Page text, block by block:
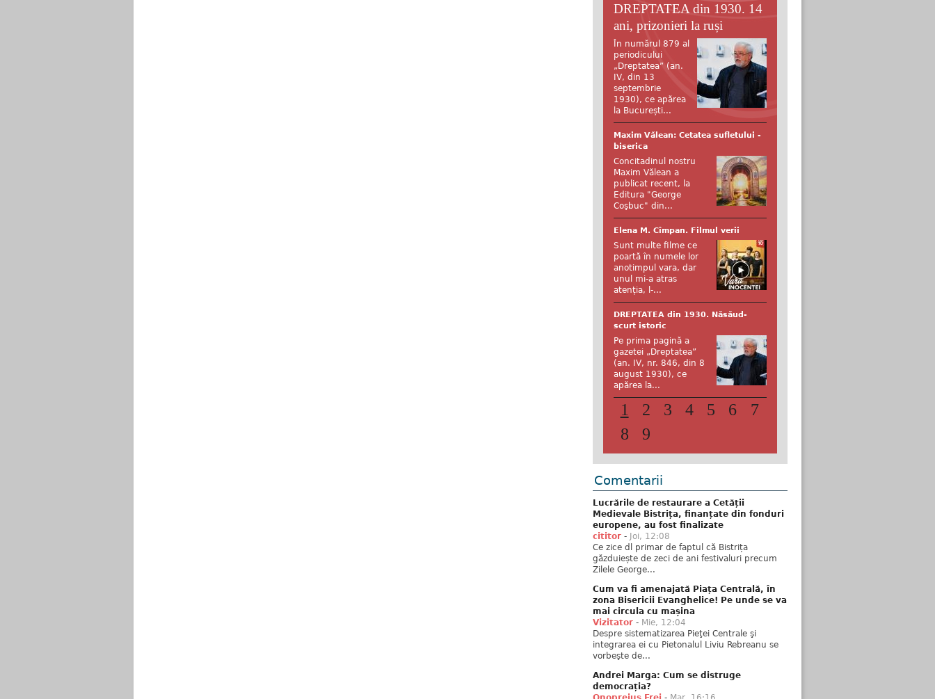
DREPTATEA din 1930. 14
ani, prizonieri la ruși
În numărul 879 al
periodicului
„Dreptatea” (an.
IV, din 13
septembrie
1930), ce apărea
la București...
Maxim Vălean: Cetatea sufletului -
biserica
Concitadinul nostru
Maxim Vălean a
publicat recent, la
Editura "George
Coşbuc" din...
Elena M. Cîmpan. Filmul verii
Sunt multe filme ce
poartă în numele lor
anotimpul vara, dar
unul mi-a atras
atenția, l-...
DREPTATEA din 1930. Năsăud-
scurt istoric
Pe prima pagină a
gazetei „Dreptatea”
(an. IV, nr. 846, din 8
august 1930), ce
apărea la...
1 2 3 4 5 6
7
8
9
Comentarii
Lucrările de restaurare a Cetății
Medievale Bistrița, finanțate din fonduri
europene, au fost finalizate
cititor - Joi, 12:08
Ce zice dl primar de faptul că Bistrița
găzduiește de zeci de ani festivaluri precum
Zilele George...
Cum va fi amenajată Piața Centrală, în
zona Bisericii Evanghelice! Pe unde se va
mai circula cu mașina
Vizitator - Mie, 12:04
Despre sistematizarea Pieţei Centrale şi
integrarea ei cu Pietonalul Liviu Rebreanu se
vorbeşte de...
Andrei Marga: Cum se distruge
democrația?